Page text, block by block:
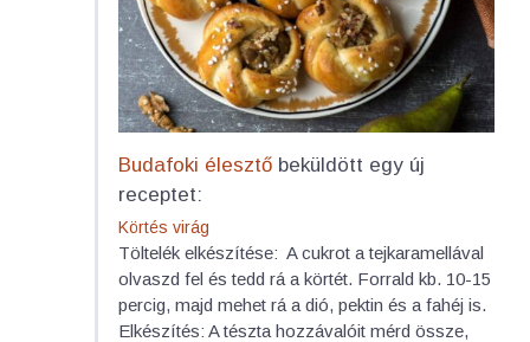
Budafoki élesztő beküldött egy új
receptet:
Körtés virág
Töltelék elkészítése: A cukrot a tejkaramellával
olvaszd fel és tedd rá a körtét. Forrald kb. 10-15
percig, majd mehet rá a dió, pektin és a fahéj is.
Elkészítés: A tészta hozzávalóit mérd össze,